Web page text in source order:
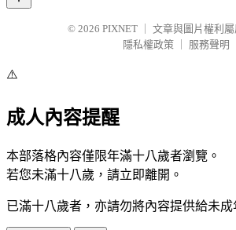
© 2026 PIXNET
文章與圖片權利
隱私權政策
服務聲明
⚠️
成人內容提醒
本部落格內容僅限年滿十八歲者瀏覽。
若您未滿十八歲，請立即離開。
已滿十八歲者，亦請勿將內容提供給未成